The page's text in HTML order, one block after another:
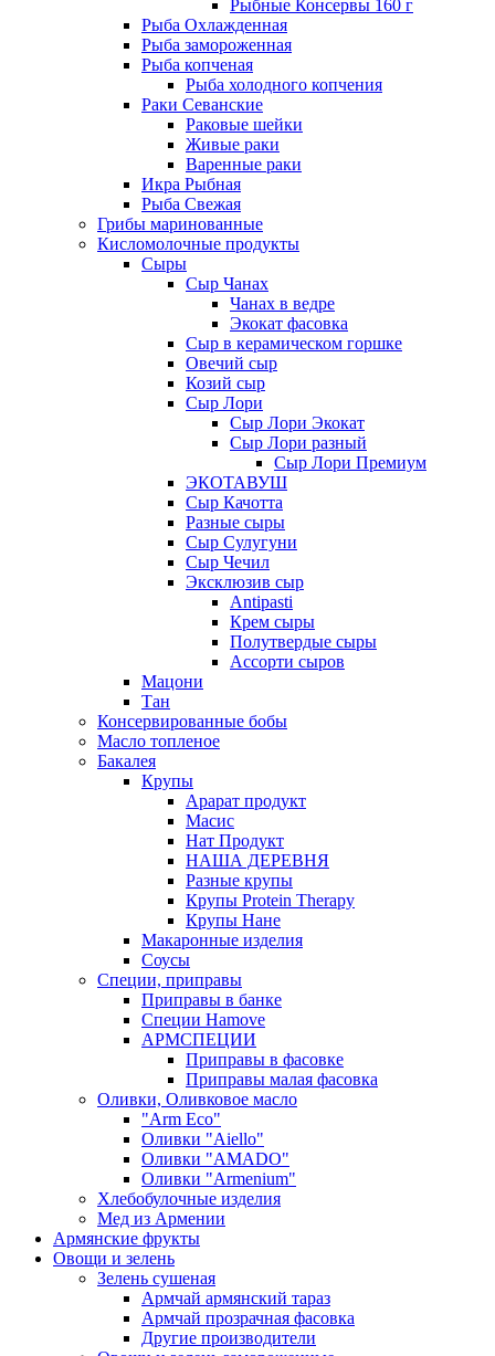
Рыбные Консервы 160 г
Рыба Охлажденная
Рыба замороженная
Рыба копченая
Рыба холодного копчения
Раки Севанские
Раковые шейки
Живые раки
Варенные раки
Икра Рыбная
Рыба Свежая
Грибы маринованные
Кисломолочные продукты
Сыры
Сыр Чанах
Чанах в ведре
Экокат фасовка
Сыр в керамическом горшке
Овечий сыр
Козий сыр
Сыр Лори
Сыр Лори Экокат
Сыр Лори разный
Сыр Лори Премиум
ЭКОТАВУШ
Сыр Качотта
Разные сыры
Сыр Сулугуни
Сыр Чечил
Эксклюзив сыр
Antipasti
Крем сыры
Полутвердые сыры
Ассорти сыров
Мацони
Тан
Консервированные бобы
Масло топленое
Бакалея
Крупы
Арарат продукт
Масис
Нат Продукт
НАША ДЕРЕВНЯ
Разные крупы
Крупы Protein Therapy
Крупы Нане
Макаронные изделия
Соусы
Специи, приправы
Приправы в банке
Специи Hamove
АРМСПЕЦИИ
Приправы в фасовке
Приправы малая фасовка
Оливки, Оливковое масло
"Arm Eco"
Оливки "Aiello"
Оливки "AMADO"
Оливки "Armenium"
Хлебобулочные изделия
Мед из Армении
Армянские фрукты
Овощи и зелень
Зелень сушеная
Армчай армянский тараз
Армчай прозрачная фасовка
Другие производители